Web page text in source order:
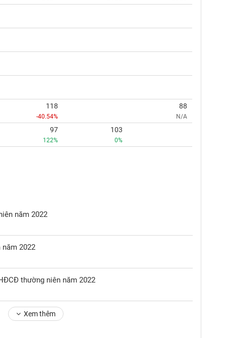
118
-40.54%
88
N/A
97
122%
103
0%
năm 2022
2022
thường niên năm 2022
Xem thêm